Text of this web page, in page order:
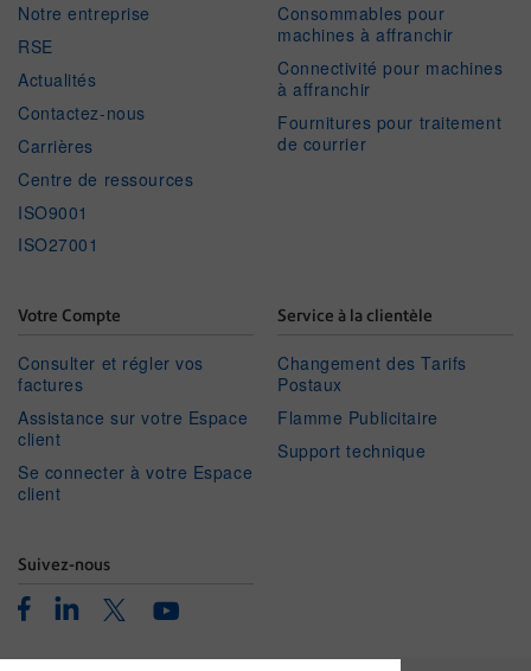
Notre entreprise
RSE
Actualités
Contactez-nous
Carrières
Centre de ressources
ISO9001
ISO27001
Consommables pour
machines à affranchir
Connectivité pour machines
à affranchir
Fournitures pour traitement
de courrier
Votre Compte
Consulter et régler vos
factures
Assistance sur votre Espace
client
Se connecter à votre Espace
client
Service à la clientèle
Changement des Tarifs
Postaux
Flamme Publicitaire
Support technique
Suivez-nous
FacebookLinkedinTwitterYoutube